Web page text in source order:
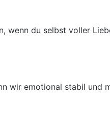
wenn du selbst voller
emotional stabil und